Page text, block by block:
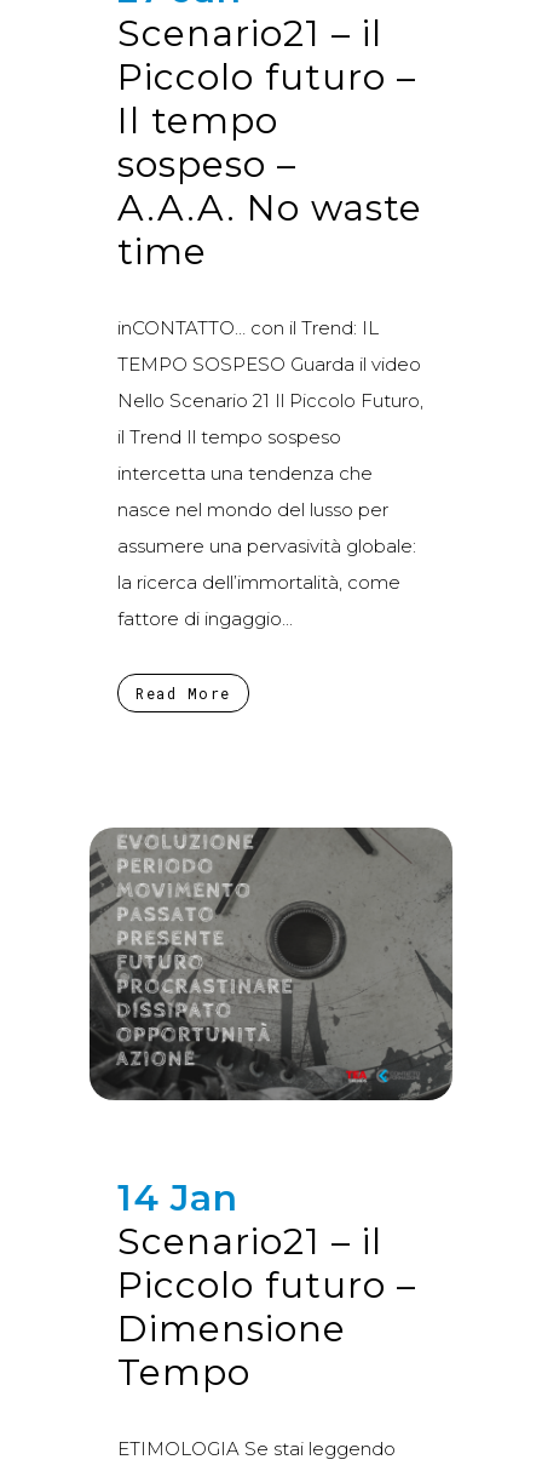
Scenario21 – il
Piccolo futuro –
Il tempo
sospeso –
A.A.A. No waste
time
inCONTATTO… con il Trend: IL
TEMPO SOSPESO Guarda il video
Nello Scenario 21 Il Piccolo Futuro,
il Trend Il tempo sospeso
intercetta una tendenza che
nasce nel mondo del lusso per
assumere una pervasività globale:
la ricerca dell’immortalità, come
fattore di ingaggio...
Read More
14 Jan
Scenario21 – il
Piccolo futuro –
Dimensione
Tempo
ETIMOLOGIA Se stai leggendo